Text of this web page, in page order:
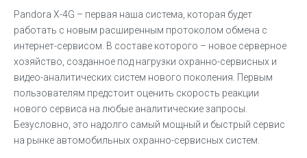
Pandora X-4G – первая наша система, которая будет
работать с новым расширенным протоколом обмена с
интернет-сервисом. В составе которого – новое серверное
хозяйство, созданное под нагрузки охранно-сервисных и
видео-аналитических систем нового поколения. Первым
пользователям предстоит оценить скорость реакции
нового сервиса на любые аналитические запросы.
Безусловно, это надолго самый мощный и быстрый сервис
на рынке автомобильных охранно-сервисных систем.